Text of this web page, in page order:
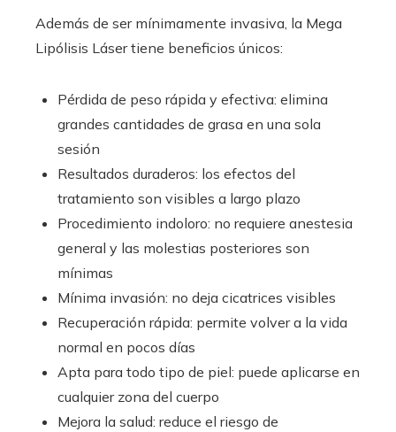
Además de ser mínimamente invasiva, la Mega
Lipólisis Láser tiene beneficios únicos:
Pérdida de peso rápida y efectiva: elimina
grandes cantidades de grasa en una sola
sesión
Resultados duraderos: los efectos del
tratamiento son visibles a largo plazo
Procedimiento indoloro: no requiere anestesia
general y las molestias posteriores son
mínimas
Mínima invasión: no deja cicatrices visibles
Recuperación rápida: permite volver a la vida
normal en pocos días
Apta para todo tipo de piel: puede aplicarse en
cualquier zona del cuerpo
Mejora la salud: reduce el riesgo de